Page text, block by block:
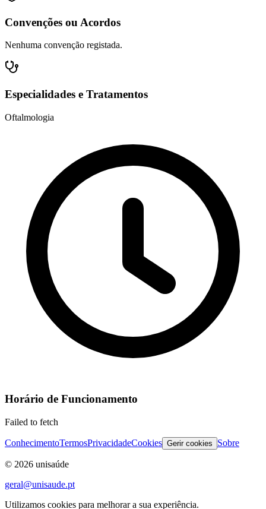
Convenções ou Acordos
Nenhuma convenção registada.
Especialidades e Tratamentos
Oftalmologia
Horário de Funcionamento
Failed to fetch
ConhecimentoTermosPrivacidadeCookies Gerir cookies Sobre
© 2026 unisaúde
geral@unisaude.pt
Utilizamos cookies para melhorar a sua experiência.